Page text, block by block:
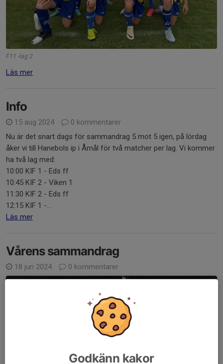
F11 -lag 2
Läs mer
Info
15 aug 2024
0 kommentarer
Nu är det snart dags för sammandrag 5 mot 5 igen, på lördag
åker vi till Hanebols ip i Åmål för två matcher per lag. Vi kommer
ha två lag med:
10:00 KIF 1 - Eds ff
10:45 KIF 2 - Viken 1
11:30 KIF 2 - Eds ff
12:15 KIF 1 -...
Läs mer
Vårens sammandrag
18 jun 2024 0 kommentarer
Godkänn kakor